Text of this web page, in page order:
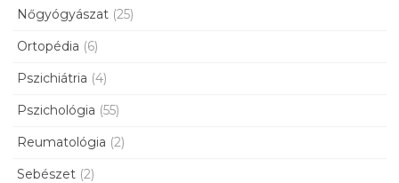
Nőgyógyászat (25)
Ortopédia (6)
Pszichiátria (4)
Pszichológia (55)
Reumatológia (2)
Sebészet (2)